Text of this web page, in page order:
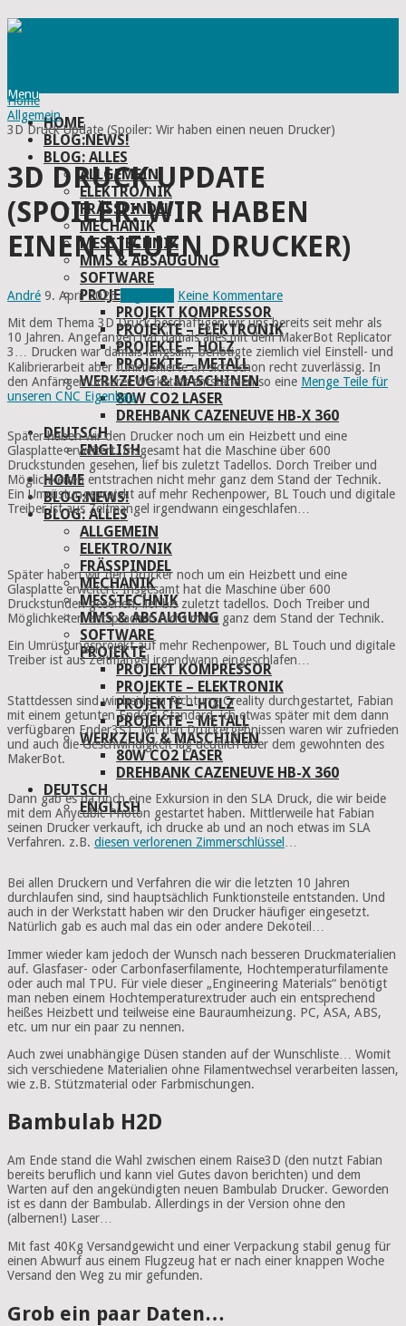
Menu
HOME
BLOG:NEWS!
BLOG: ALLES
ALLGEMEIN
ELEKTRO/NIK
FRÄSSPINDEL
MECHANIK
MESSTECHNIK
MMS & ABSAUGUNG
SOFTWARE
PROJEKTE
PROJEKT KOMPRESSOR
PROJEKTE – ELEKTRONIK
PROJEKTE – HOLZ
PROJEKTE – METALL
WERKZEUG & MASCHINEN
80W CO2 LASER
DREHBANK CAZENEUVE HB-X 360
DEUTSCH
ENGLISH
HOME
BLOG:NEWS!
BLOG: ALLES
ALLGEMEIN
ELEKTRO/NIK
FRÄSSPINDEL
MECHANIK
MESSTECHNIK
MMS & ABSAUGUNG
SOFTWARE
PROJEKTE
PROJEKT KOMPRESSOR
PROJEKTE – ELEKTRONIK
PROJEKTE – HOLZ
PROJEKTE – METALL
WERKZEUG & MASCHINEN
80W CO2 LASER
DREHBANK CAZENEUVE HB-X 360
DEUTSCH
ENGLISH
Home
Allgemein
3D Druck Update (Spoiler: Wir haben einen neuen Drucker)
3D DRUCK UPDATE
(SPOILER: WIR HABEN
EINEN NEUEN DRUCKER)
André 9. April 2025
Keine Kommentare
Mit dem Thema 3D Druck beschäftigen wir uns bereits seit mehr als
10 Jahren. Angefangen hat damals alles mit dem MakerBot Replicator
3… Drucken war damals langsam, benötigte ziemlich viel Einstell- und
Kalibrierarbeit aber funktionierte an sich schon recht zuverlässig. In
den Anfängen unserer Werkstatt entstanden so eine Menge Teile für
unseren CNC Eigenbau.
Später haben wir den Drucker noch um ein Heizbett und eine
Glasplatte erweitert. Insgesamt hat die Maschine über 600
Druckstunden gesehen, lief bis zuletzt Tadellos. Dorch Treiber und
Möglichkeiten entstrachen nicht mehr ganz dem Stand der Technik.
Ein Umrüstungsprojekt auf mehr Rechenpower, BL Touch und digitale
Treiber ist aus Zeitmangel irgendwann eingeschlafen…
Später haben wir den Drucker noch um ein Heizbett und eine
Glasplatte erweitert. Insgesamt hat die Maschine über 600
Druckstunden gesehen, lief bis zuletzt tadellos. Doch Treiber und
Möglichkeiten entsprachen nicht mehr ganz dem Stand der Technik.
Ein Umrüstungsprojekt auf mehr Rechenpower, BL Touch und digitale
Treiber ist aus Zeitmangel irgendwann eingeschlafen…
Stattdessen sind wir beide in Richtung Creality durchgestartet, Fabian
mit einem getunten Ender3 Standard, ich etwas später mit dem dann
verfügbaren Ender3S1. Mit den Druckergebnissen waren wir zufrieden
und auch die Geschwindigkeit lag deutlich über dem gewohnten des
MakerBot.
Dann gab es da noch eine Exkursion in den SLA Druck, die wir beide
mit dem Anycubic Photon gestartet haben. Mittlerweile hat Fabian
seinen Drucker verkauft, ich drucke ab und an noch etwas im SLA
Verfahren. z.B. diesen verlorenen Zimmerschlüssel
Bei allen Druckern und Verfahren die wir die letzten 10 Jahren
durchlaufen sind, sind hauptsächlich Funktionsteile entstanden. Und
auch in der Werkstatt haben wir den Drucker häufiger eingesetzt.
Natürlich gab es auch mal das ein oder andere Dekoteil…
Immer wieder kam jedoch der Wunsch nach besseren Druckmaterialien
auf. Glasfaser- oder Carbonfaserfilamente, Hochtemperaturfilamente
oder auch mal TPU. Für viele dieser „Engineering Materials“ benötigt
man neben einem Hochtemperaturextruder auch ein entsprechend
heißes Heizbett und teilweise eine Bauraumheizung. PC, ASA, ABS,
etc. um nur ein paar zu nennen.
Auch zwei unabhängige Düsen standen auf der Wunschliste… Womit
sich verschiedene Materialien ohne Filamentwechsel verarbeiten lassen,
wie z.B. Stützmaterial oder Farbmischungen.
Bambulab H2D
Am Ende stand die Wahl zwischen einem Raise3D (den nutzt Fabian
bereits beruflich und kann viel Gutes davon berichten) und dem
Warten auf den angekündigten neuen Bambulab Drucker. Geworden
ist es dann der Bambulab. Allerdings in der Version ohne den
(albernen!) Laser…
Mit fast 40Kg Versandgewicht und einer Verpackung stabil genug für
einen Abwurf aus einem Flugzeug hat er nach einer knappen Woche
Versand den Weg zu mir gefunden.
Grob ein paar Daten…